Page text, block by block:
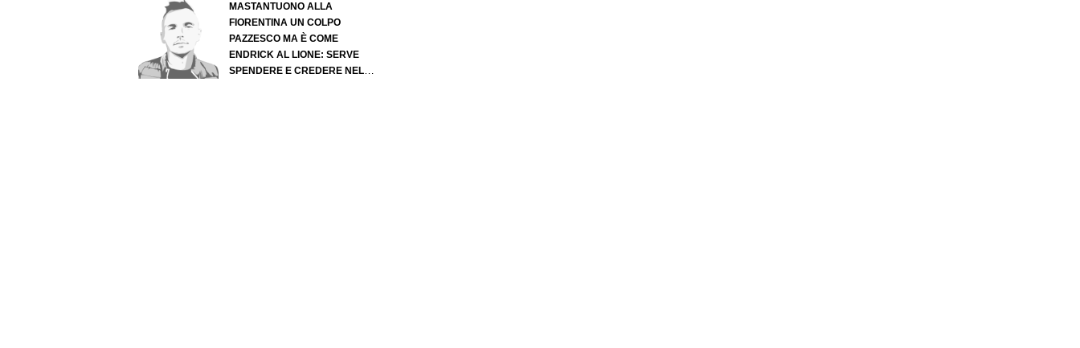
MASTANTUONO ALLA
FIORENTINA UN COLPO
PAZZESCO MA È COME
ENDRICK AL LIONE: SERVE
SPENDERE E CREDERE NELLO